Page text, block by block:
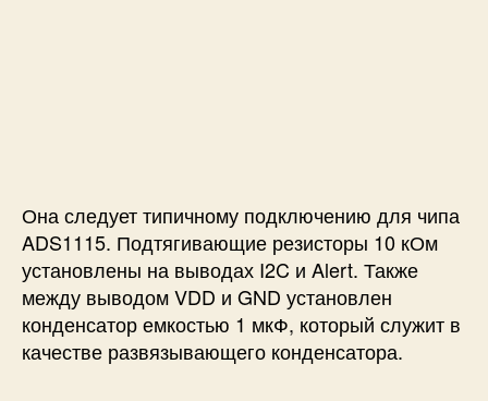
Она следует типичному подключению для чипа
ADS1115. Подтягивающие резисторы 10 кОм
установлены на выводах I2C и Alert. Также
между выводом VDD и GND установлен
конденсатор емкостью 1 мкФ, который служит в
качестве развязывающего конденсатора.